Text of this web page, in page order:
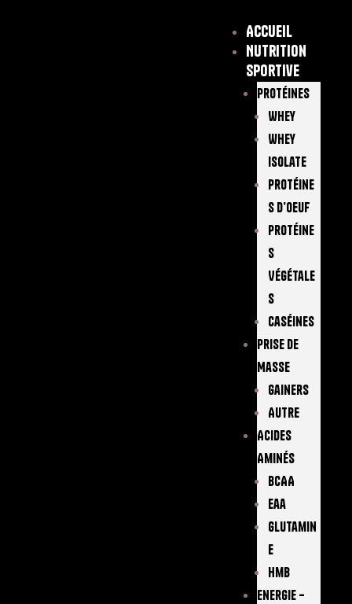
Accueil
Nutrition
sportive
Protéines
Whey
Whey
Isolate
Protéine
S D’oeuf
Protéine
S
Végétale
S
Caséines
Prise De
Masse
Gainers
Autre
Acides
Aminés
BCAA
Eaa
Glutamin
E
Hmb
Energie –